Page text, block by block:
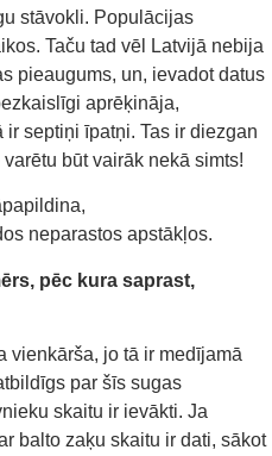
stāvokli. Populācijas
Taču tad vēl Latvijā nebija
pieaugums, un, ievadot datus
aprēķināja,
septiņi īpatņi. Tas ir diezgan
būt vairāk nekā simts!
neparastos apstākļos.
pēc kura saprast,
vienkārša, jo tā ir medījamā
par šīs sugas
skaitu ir ievākti. Ja
balto zaķu skaitu ir dati, sākot